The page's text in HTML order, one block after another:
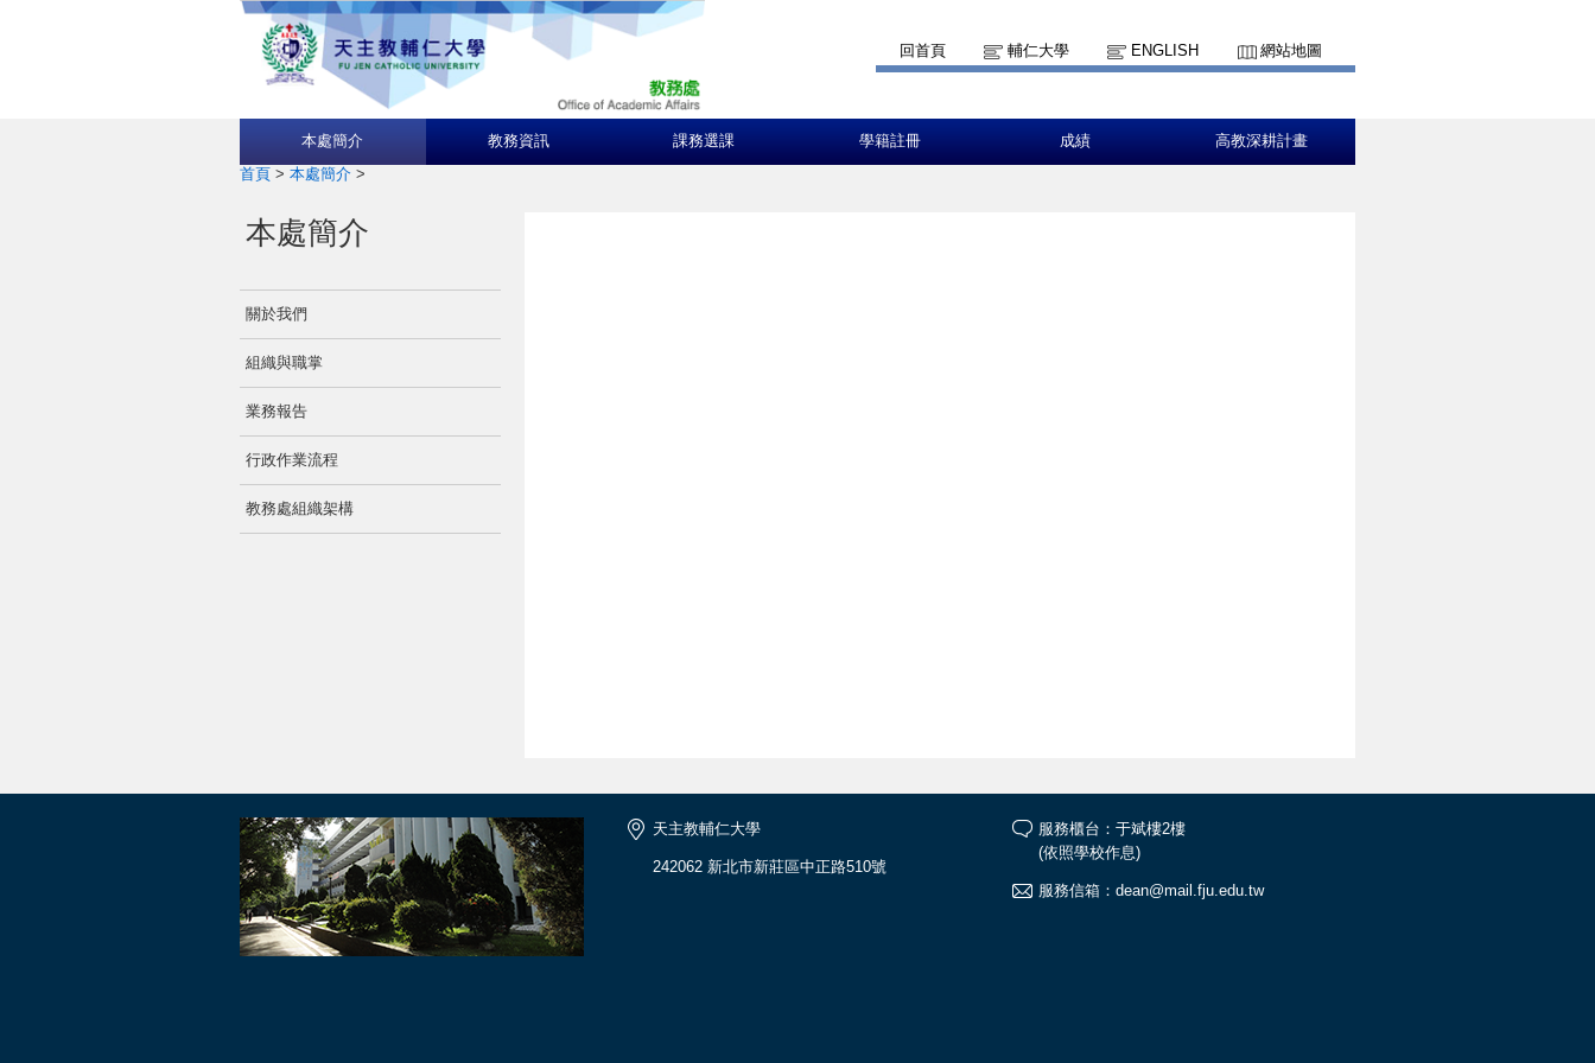
回首頁 輔仁大學 ENGLISH 網站地圖
本處簡介 教務資訊 課務選課 學籍註冊 成績 高教深耕計畫
首頁 > 本處簡介 >
本處簡介
關於我們
組織與職掌
業務報告
行政作業流程
教務處組織架構
天主教輔仁大學
242062 新北市新莊區中正路510號
服務櫃台：于斌樓2樓
(依照學校作息)
服務信箱：dean@mail.fju.edu.tw